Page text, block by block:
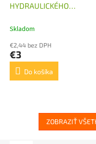
HYDRAULICKÉHO
Skladom
€2,44 bez DPH
€3
Do košíka
ZOBRAZIŤ